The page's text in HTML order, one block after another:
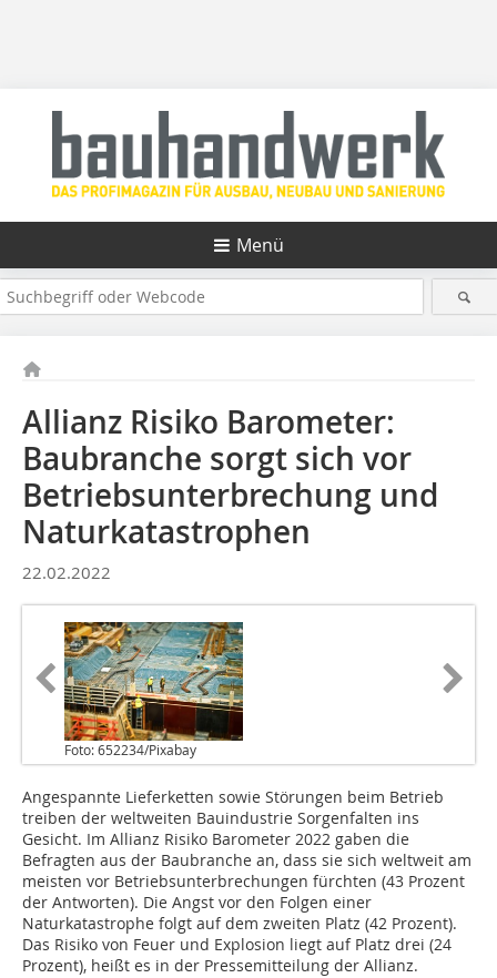
Menü
Allianz Risiko Barometer:
Baubranche sorgt sich vor
Betriebsunterbrechung und
Naturkatastrophen
22.02.2022
Foto: 652234/Pixabay
Angespannte Lieferketten sowie Störungen beim Betrieb
treiben der weltweiten Bauindustrie Sorgenfalten ins
Gesicht. Im Allianz Risiko Barometer 2022 gaben die
Befragten aus der Baubranche an, dass sie sich weltweit am
meisten vor Betriebsunterbrechungen fürchten (43 Prozent
der Antworten). Die Angst vor den Folgen einer
Naturkatastrophe folgt auf dem zweiten Platz (42 Prozent).
Das Risiko von Feuer und Explosion liegt auf Platz drei (24
Prozent), heißt es in der Pressemitteilung der Allianz.